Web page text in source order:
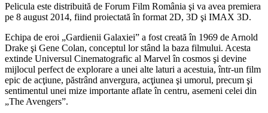
Pelicula este distribuită de Forum Film România şi va avea premiera
pe 8 august 2014, fiind proiectată în format 2D, 3D şi IMAX 3D.
Echipa de eroi „Gardienii Galaxiei” a fost creată în 1969 de Arnold
Drake şi Gene Colan, conceptul lor stând la baza filmului. Acesta
extinde Universul Cinematografic al Marvel în cosmos şi devine
mijlocul perfect de explorare a unei alte laturi a acestuia, într-un film
epic de acţiune, păstrând anvergura, acţiunea şi umorul, precum şi
sentimentul unei mize importante aflate în centru, asemeni celei din
„The Avengers”.